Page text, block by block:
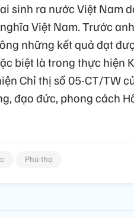
sinh ra nước Việt Nam
Việt Nam. Trước
những kết quả đạt
biệt là trong thực hiện
Chỉ thị số 05-CT/TW
đạo đức, phong cách
Phú thọ